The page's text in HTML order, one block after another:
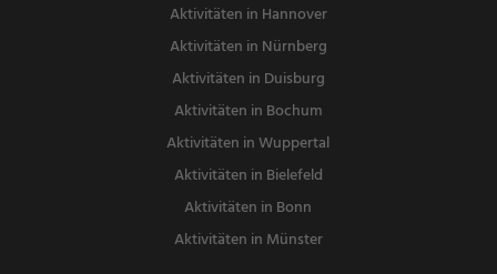
Aktivitäten in Hannover
Aktivitäten in Nürnberg
Aktivitäten in Duisburg
Aktivitäten in Bochum
Aktivitäten in Wuppertal
Aktivitäten in Bielefeld
Aktivitäten in Bonn
Aktivitäten in Münster